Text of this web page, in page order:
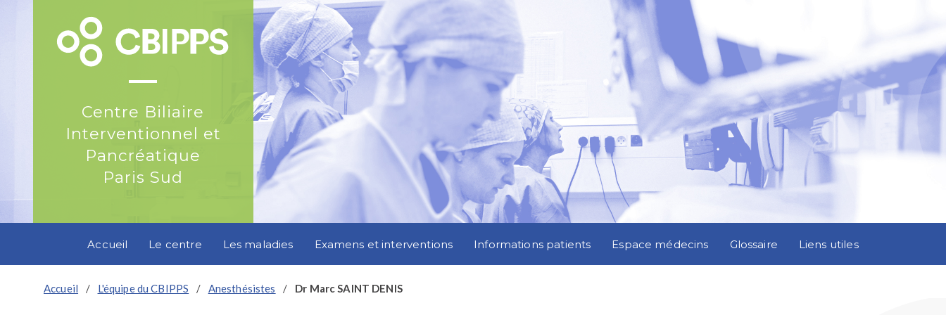
Centre Biliaire
Interventionnel et
Pancréatique
Paris Sud
Accueil Le centre Les maladies Examens et interventions Informations patients Espace médecins Glossaire Liens utiles
Accueil / L'équipe du CBIPPS / Anesthésistes / Dr Marc SAINT DENIS